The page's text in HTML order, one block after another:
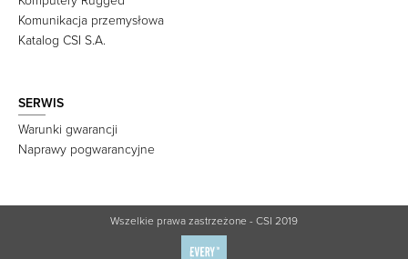
Komunikacja przemysłowa
Katalog CSI S.A.
SERWIS
Warunki gwarancji
Naprawy pogwarancyjne
Wszelkie prawa zastrzeżone - CSI 2019